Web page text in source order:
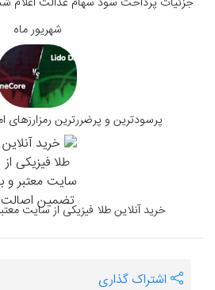
جزئیات پرداخت سود سهام عدالت اعلام
شهریور ماه
پرسودترین و پرضررترین رمزارزهای امروز (۲۰
خرید آنلاین طلا فیزیکی از سایت
اشتراک گذاری